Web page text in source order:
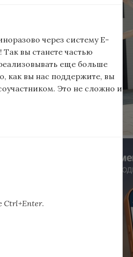
через систему E-
вы станете частью
еще больше
как вы нас поддержите, вы
Это не сложно и
Ctrl+Enter.